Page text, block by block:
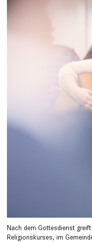
Nach dem Gottesdienst
Religionskurses, im